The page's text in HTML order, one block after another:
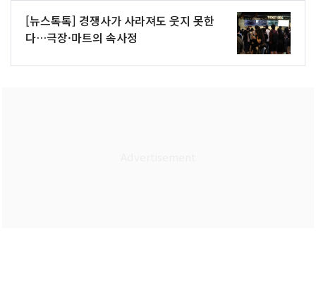
[뉴스톡톡] 경쟁사가 사라져도 웃지 못한
다…극장·마트의 속사정